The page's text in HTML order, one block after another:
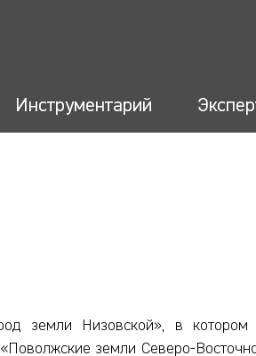
Инструментарий
земли Низовской», в котором
земли Северо-